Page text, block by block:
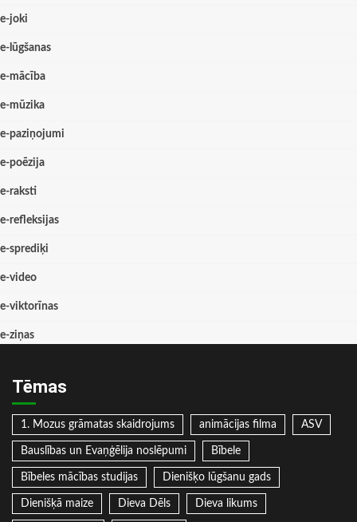
e-joki
e-lūgšanas
e-mācība
e-mūzika
e-paziņojumi
e-poēzija
e-raksti
e-refleksijas
e-sprediķi
e-video
e-viktorīnas
e-ziņas
Tēmas
1. Mozus grāmatas skaidrojums animācijas filma ASV
Bauslības un Evaņģēlija noslēpumi Bībele
Bībeles mācības studijas Dienišķo lūgšanu gads
Dienišķā maize Dieva Dēls Dieva likums